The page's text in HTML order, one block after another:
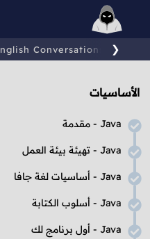
Conversations ❯
الأساسيات
Java - مقدمة
Java - تهيئة بيئة العمل
Java - أساسيات لغة جافا
Java - أسلوب الكتابة
Java - أول برنامج لك